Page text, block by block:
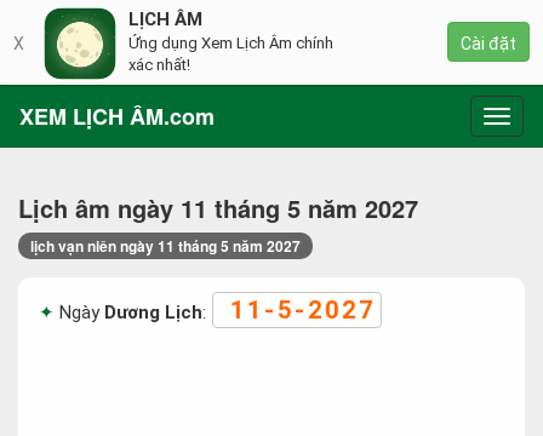
XEM LỊCH ÂM.com
Lịch âm ngày 11 tháng 5 năm 2027
lịch vạn niên ngày 11 tháng 5 năm 2027
Ngày Dương Lịch: 11-5-2027
X
LỊCH ÂM
Ứng dụng Xem Lịch Âm chính
xác nhất!
Cài đặt